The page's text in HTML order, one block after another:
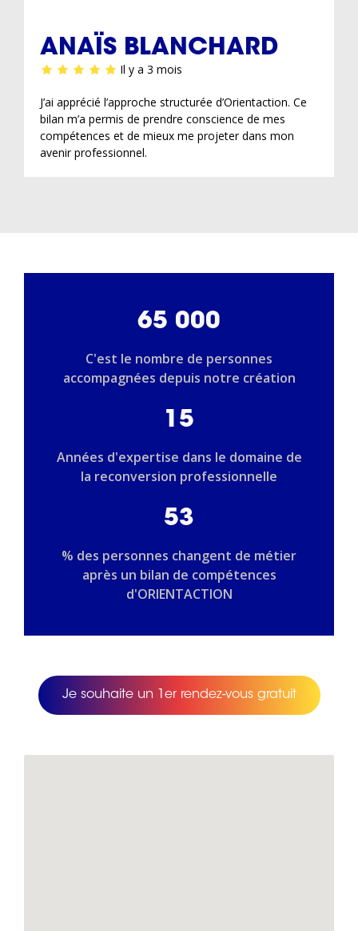
ANAÏS BLANCHARD
Il y a 3 mois
J’ai apprécié l’approche structurée d’Orientaction. Ce
bilan m’a permis de prendre conscience de mes
compétences et de mieux me projeter dans mon
avenir professionnel.
65 000
C'est le nombre de personnes
accompagnées depuis notre création
15
Années d'expertise dans le domaine de
la reconversion professionnelle
53
% des personnes changent de métier
après un bilan de compétences
d'ORIENTACTION
Je souhaite un 1er rendez-vous gratuit